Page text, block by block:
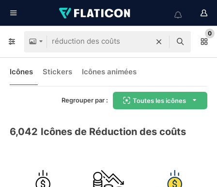
0
Icônes Stickers Icônes animées
Regrouper par : Toutes les icônes
6,042 Icônes de Réduction des coûts